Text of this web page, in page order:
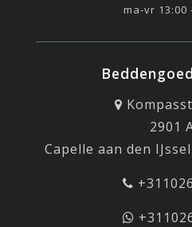
ma-vr 13:00
2901
Capelle aan den